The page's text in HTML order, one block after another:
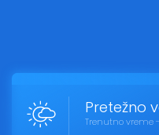
Pretežno
Trenutno vreme